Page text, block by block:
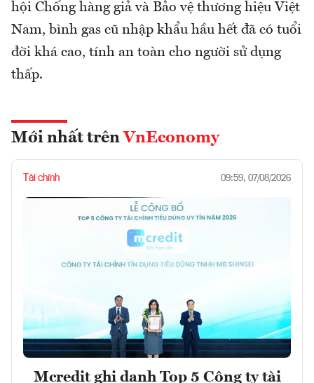
hội Chống hàng giả và Bảo vệ thương hiệu Việt
Nam, bình gas cũ nhập khẩu hầu hết đã có tuổi
đời khá cao, tính an toàn cho người sử dụng
thấp.
Mới nhất trên VnEconomy
Tài chính 09:59, 07/08/2026
Mcredit ghi danh Top 5 Công ty tài